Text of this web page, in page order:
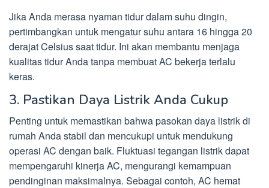
Jika Anda merasa nyaman tidur dalam suhu dingin,
pertimbangkan untuk mengatur suhu antara 16 hingga 20
derajat Celsius saat tidur. Ini akan membantu menjaga
kualitas tidur Anda tanpa membuat AC bekerja terlalu
keras.
3. Pastikan Daya Listrik Anda Cukup
Penting untuk memastikan bahwa pasokan daya listrik di
rumah Anda stabil dan mencukupi untuk mendukung
operasi AC dengan baik. Fluktuasi tegangan listrik dapat
mempengaruhi kinerja AC, mengurangi kemampuan
pendinginan maksimalnya. Sebagai contoh, AC hemat